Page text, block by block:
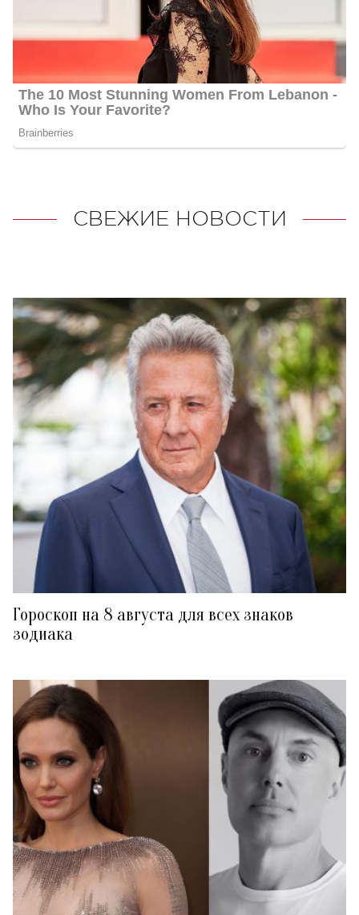
СВЕЖИЕ НОВОСТИ
Гороскоп на 8 августа для всех знаков
зодиака